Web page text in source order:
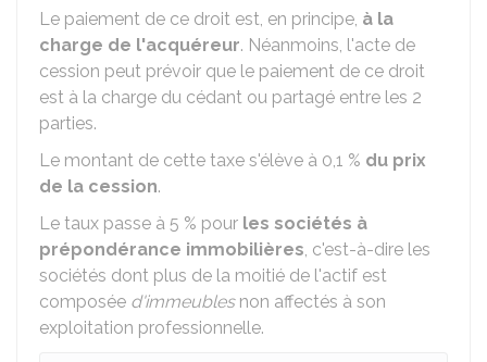
Le paiement de ce droit est, en principe, à la
charge de l'acquéreur. Néanmoins, l'acte de
cession peut prévoir que le paiement de ce droit
est à la charge du cédant ou partagé entre les 2
parties.
Le montant de cette taxe s'élève à 0,1 % du prix
de la cession.
Le taux passe à 5 % pour les sociétés à
prépondérance immobilières, c'est-à-dire les
sociétés dont plus de la moitié de l'actif est
composée d'immeublesnon affectés à son
exploitation professionnelle.